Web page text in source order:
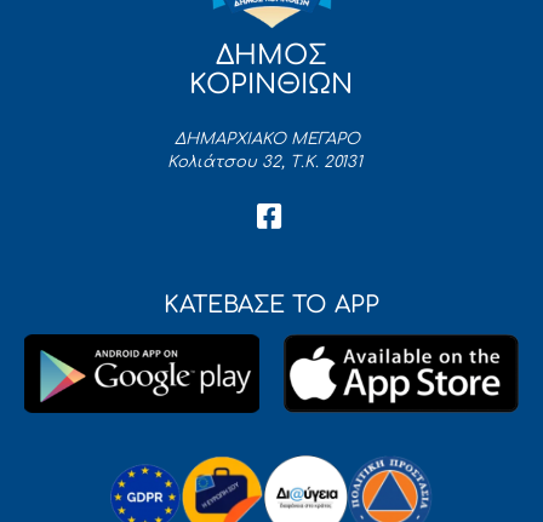
ΔΗΜΟΣ
ΚΟΡΙΝΘΙΩΝ
ΔΗΜΑΡΧΙΑΚΟ ΜΕΓΑΡΟ
Κολιάτσου 32, Τ.Κ. 20131
ΚΑΤΕΒΑΣΕ ΤΟ APP